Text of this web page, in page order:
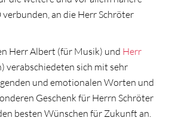
an die Herr Schröter
Herr Albert (für Musik) und Herr
verabschiedeten sich mit sehr
und emotionalen Worten und
Geschenk für Herrn Schröter
besten Wünschen für Zukunft an.